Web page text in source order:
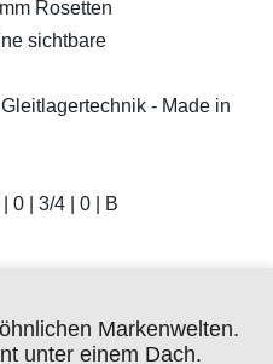
Rosetten
sichtbare
- Made in
0 | 3/4 | 0 | B
Markenwelten.
unter einem Dach.